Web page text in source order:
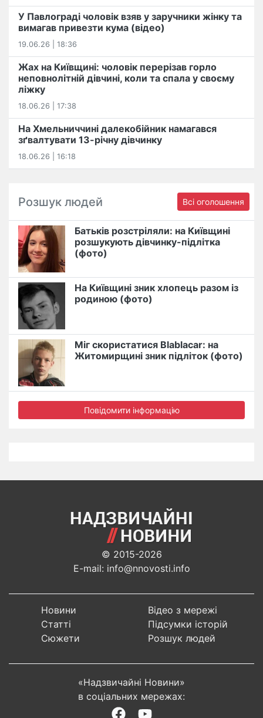
У Павлограді чоловік взяв у заручники жінку та
вимагав привезти кума (відео)
19.06.26 | 18:36
Жах на Київщині: чоловік перерізав горло
неповнолітній дівчині, коли та спала у своєму
ліжку
18.06.26 | 17:38
На Хмельниччині далекобійник намагався
зґвалтувати 13-річну дівчинку
18.06.26 | 16:18
Розшук людей Всі оголошення
Батьків розстріляли: на Київщині
розшукують дівчинку-підлітка
(фото)
На Київщині зник хлопець разом із
родиною (фото)
Міг скористатися Blablacar: на
Житомирщині зник підліток (фото)
Повідомити інформацію
© 2015-2026
E-mail: info@nnovosti.info
Новини
Статті
Сюжети
Відео з мережі
Підсумки історій
Розшук людей
«Надзвичайні Новини»
в соціальних мережах: